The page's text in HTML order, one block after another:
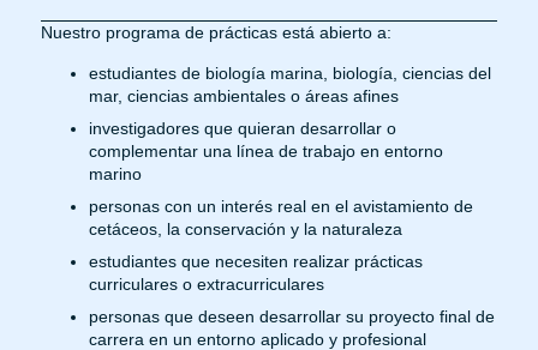
Nuestro programa de prácticas está abierto a:
estudiantes de biología marina, biología, ciencias del
mar, ciencias ambientales o áreas afines
investigadores que quieran desarrollar o
complementar una línea de trabajo en entorno
marino
personas con un interés real en el avistamiento de
cetáceos, la conservación y la naturaleza
estudiantes que necesiten realizar prácticas
curriculares o extracurriculares
personas que deseen desarrollar su proyecto final de
carrera en un entorno aplicado y profesional